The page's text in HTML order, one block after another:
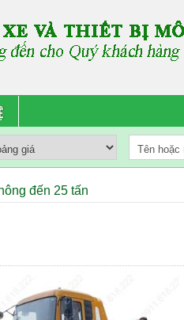
đến 25 tấn